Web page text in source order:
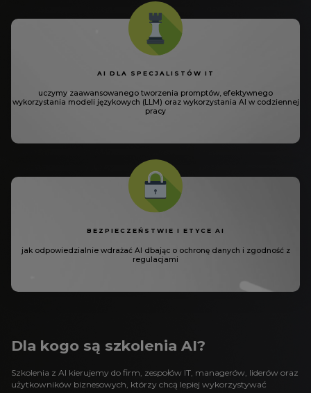
AI DLA SPECJALISTÓW IT
uczymy zaawansowanego tworzenia promptów, efektywnego
wykorzystania modeli językowych (LLM) oraz wykorzystania AI w codziennej
pracy
BEZPIECZEŃSTWIE I ETYCE AI
jak odpowiedzialnie wdrażać AI dbając o ochronę danych i zgodność z
regulacjami
Dla kogo są szkolenia AI?
Szkolenia z AI kierujemy do firm, zespołów IT, managerów, liderów oraz
użytkowników biznesowych, którzy chcą lepiej wykorzystywać